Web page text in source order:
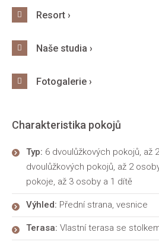
Resort ›
Naše studia ›
Fotogalerie ›
Charakteristika pokojů
Typ: 6 dvoulůžkových pokojů, až
dvoulůžkových pokojů, až 2
pokoje, až 3 osoby a 1 dítě
Výhled: Přední strana, vesnice
Terasa: Vlastní terasa se